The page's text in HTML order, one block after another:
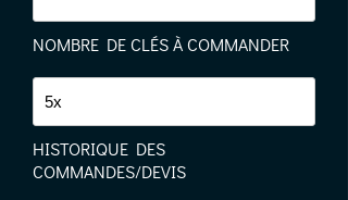
NOMBRE DE CLÉS À COMMANDER
HISTORIQUE DES
COMMANDES/DEVIS